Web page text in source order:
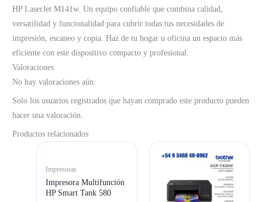
HP LaserJet M141w. Un equipo confiable que combina calidad,
versatilidad y funcionalidad para cubrir todas tus necesidades de
impresión, escaneo y copia. Haz de tu hogar u oficina un espacio más
eficiente con este dispositivo compacto y profesional.
Valoraciones
No hay valoraciones aún.
Solo los usuarios registrados que hayan comprado este producto pueden
hacer una valoración.
Productos relacionados
Impresoras
Impresora Multifunción
HP Smart Tank 580